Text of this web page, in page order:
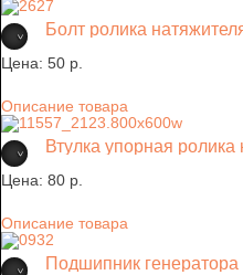
Болт ролика
Цена: 50 p.
Описание товара
Втулка упорная
Цена: 80 p.
Описание товара
Подшипник